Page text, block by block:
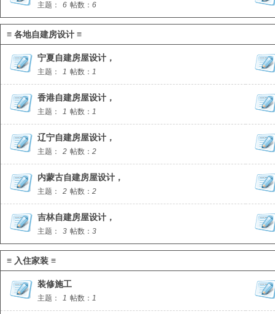
主题： 6 帖数： 6
≡ 各地自建房设计 ≡
宁夏自建房屋设计，
主题： 1 帖数： 1
香港自建房屋设计，
主题： 1 帖数： 1
辽宁自建房屋设计，
主题： 2 帖数： 2
内蒙古自建房屋设计，
主题： 2 帖数： 2
吉林自建房屋设计，
主题： 3 帖数： 3
≡ 入住家装 ≡
装修施工
主题： 1 帖数： 1